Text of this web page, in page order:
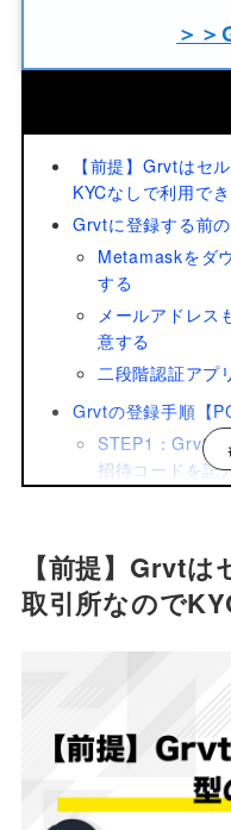
＞
【前提】Grvtはセ
KYCなしで利用で
Grvtに登録する前
Metamaskをダ
する
メールアドレス
意する
二段階認証アプ
Grvtの登録手順【
STEP1：Grvtの
招待コードを記
する
STEP4：セキュ
づける
Grvtに登録した後
二段階認証の設
しておく
取引を行いエ
る
【前提】Grvt
取引所なので